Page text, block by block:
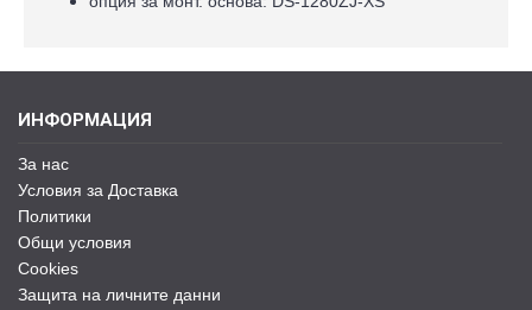
ИНФОРМАЦИЯ
За нас
Условия за Доставка
Политики
Общи условия
Cookies
Защита на личните данни